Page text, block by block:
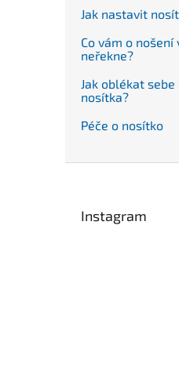
Jak nastavit
Co vám o
neřekne?
Jak oblékat
nosítka?
Péče o nosítko
Instagram